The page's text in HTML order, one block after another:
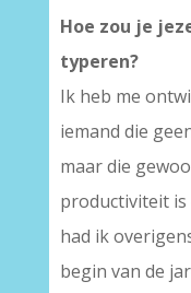
Hoe zou je
typeren?
Ik heb me
iemand die
maar die
productiviteit
had ik
begin van de